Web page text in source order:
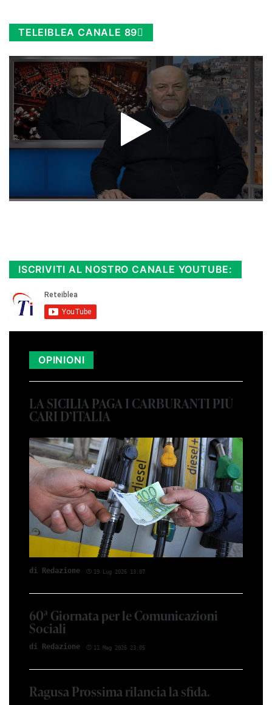
TELEIBLEA CANALE 89
ISCRIVITI AL NOSTRO CANALE YOUTUBE:
OPINIONI
LA SICILIA PAGA I CARBURANTI PIÙ
CARI D’ITALIA
di Red­azio­ne 19 Lug 2026 13:07
60ª Giornata per le Comunicazioni
Sociali
di Red­azio­ne 11 Mag 2026 23:05
Ragusa Prossima rilancia la sfida.